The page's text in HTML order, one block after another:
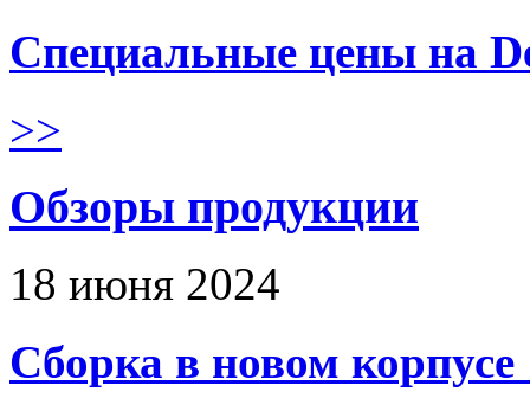
Специальные цены на
>>
Обзоры продукции
18 июня 2024
Сборка в новом